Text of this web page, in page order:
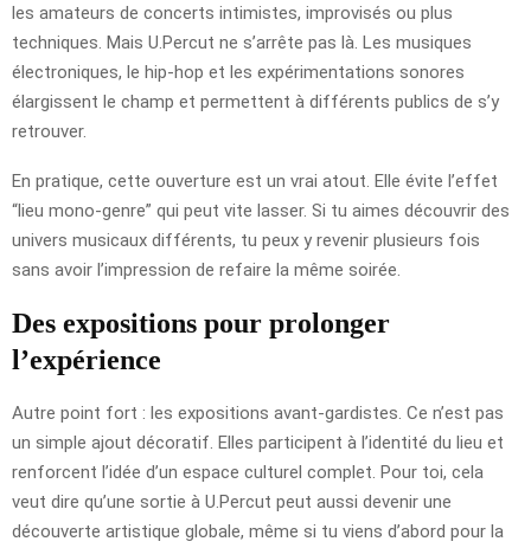
les amateurs de concerts intimistes, improvisés ou plus
techniques. Mais U.Percut ne s’arrête pas là. Les musiques
électroniques, le hip-hop et les expérimentations sonores
élargissent le champ et permettent à différents publics de s’y
retrouver.
En pratique, cette ouverture est un vrai atout. Elle évite l’effet
“lieu mono-genre” qui peut vite lasser. Si tu aimes découvrir des
univers musicaux différents, tu peux y revenir plusieurs fois
sans avoir l’impression de refaire la même soirée.
Des expositions pour prolonger
l’expérience
Autre point fort : les expositions avant-gardistes. Ce n’est pas
un simple ajout décoratif. Elles participent à l’identité du lieu et
renforcent l’idée d’un espace culturel complet. Pour toi, cela
veut dire qu’une sortie à U.Percut peut aussi devenir une
découverte artistique globale, même si tu viens d’abord pour la